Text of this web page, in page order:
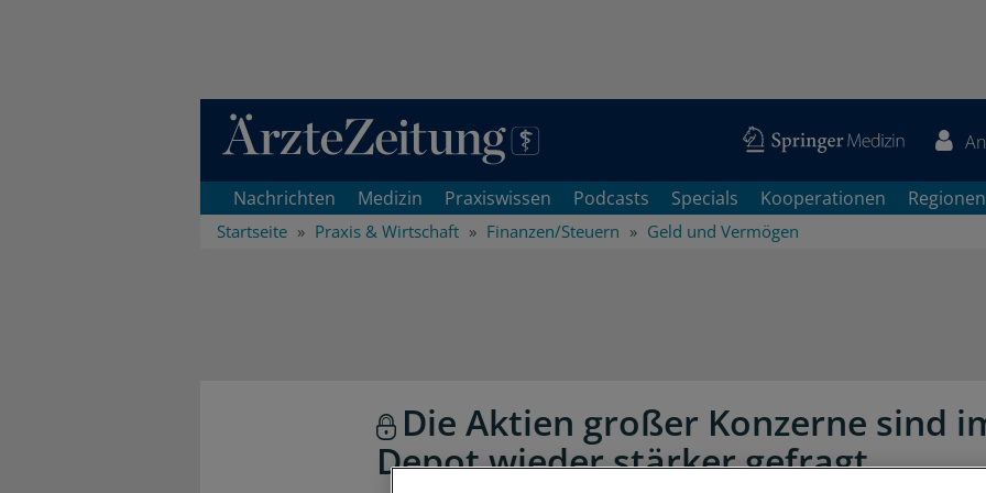
Direkt zum Inhaltsbereich
Nachrichten Medizin Praxiswissen Podcasts Specials Kooperationen Regionen
Startseite Praxis & Wirtschaft Finanzen/Steuern Geld und Vermögen
Die Aktien großer Konzerne sind
Depot wieder stärker gefragt